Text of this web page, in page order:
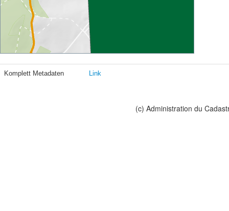
Komplett Metadaten Link
(c) Administration du